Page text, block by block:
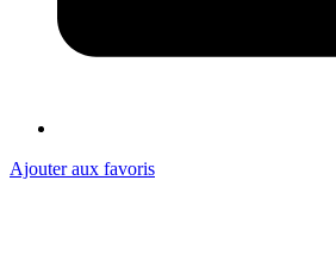
Ajouter aux favoris